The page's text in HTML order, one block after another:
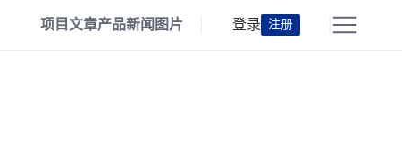
项目文章产品新闻 图片 登录 注册